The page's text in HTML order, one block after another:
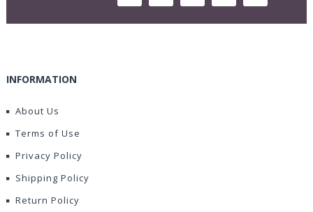
INFORMATION
About Us
Terms of Use
Privacy Policy
Shipping Policy
Return Policy